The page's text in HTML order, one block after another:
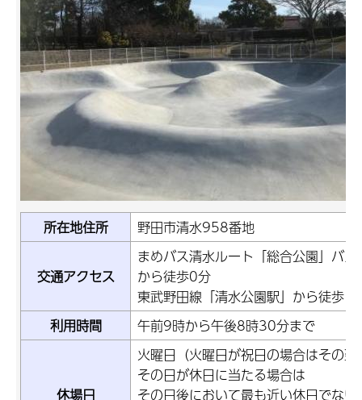
所在地住所 野田市清水958番地
交通アクセス
まめバス清水ルート「総合公園」バ
から徒歩0分
東武野田線「清水公園駅」から徒歩
利用時間
午前9時から午後8時30分まで
休場日
火曜日（火曜日が祝日の場合はその翌
その日が休日に当たる場合は
その日後において最も近い休日でない